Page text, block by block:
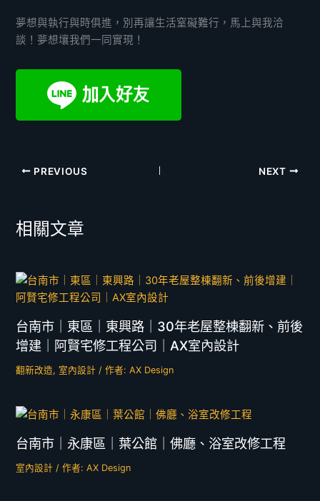
夢想與執行與時俱進，別再讓生活窒礙難行，馬上與我洽
談！夢想壤我們一同實現！
PREVIOUS NEXT
相關文章
台南市｜東區｜東興路｜30年老屋整棟翻新、前後
增建｜阿賢宅修工程公司｜AX室內設計
翻新改造,室內設計 / 作者:AX Design
台南市｜永康區｜葉公館｜佛廳、浴室改修工程
室內設計 / 作者:AX Design